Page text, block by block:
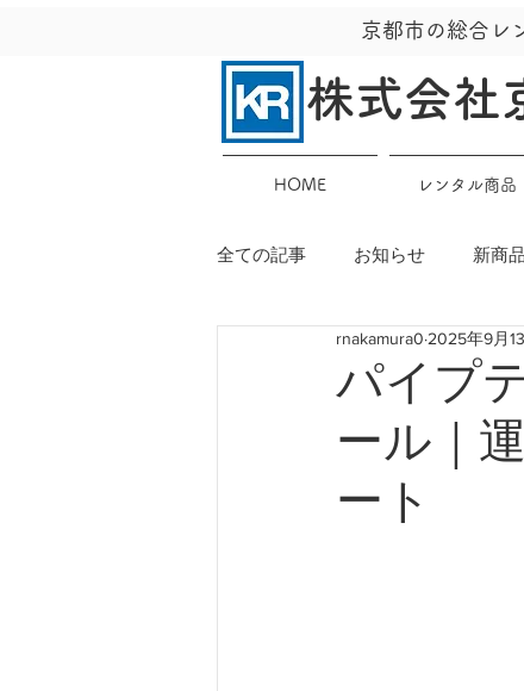
京都市の総合レ
株式会社
HOME レンタル商品
全ての記事 お知らせ 新商品
パイプ
ール｜
ート
rnakamura0 2025年9月